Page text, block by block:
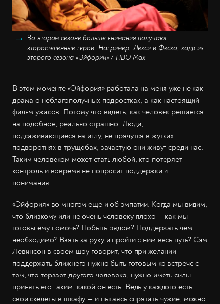
Во втором сезоне больше внимания получают
второстепенные герои. Например, Лекси и Феско, кадр из
второго сезона «Эйфории» / HBO Max
В этом моменте «Эйфория» работала на меня уже не как
драма о неблагополучных подростках, а как настоящий
фильм ужасов. Потому что видеть, как человек решается
на подобное, реально страшно. Люди,
подсаживающиеся на иглу, не прячутся в жутких
подворотнях в трущобах, зачастую они живут среди нас.
Таким человеком может стать любой, кто потеряет
контроль и вовремя не попросит поддержки и
понимания.
«Эйфория» во многом ещё и об эмпатии. Когда мы видим,
что близкому или не очень человеку плохо — как мы
готовы ему помочь? Побыть рядом? Поддержать чем
необходимо? Взять за руку и пройти с ним весь путь? Сэм
Левинсон в своём шоу говорит, что при желании
поддержать ближнего нужно быть готовым ко встрече с
тем, что терзает другого человека, нужно иметь силы
принять его таким, какой он есть. Ведь у каждого есть
свои скелеты в шкафу — и пытаясь спрятать чужие, можно